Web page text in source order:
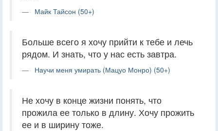
Майк Тайсон (50+)
Больше всего я хочу прийти к тебе и лечь
рядом. И знать, что у нас есть завтра.
Научи меня умирать (Мацуо Монро) (50+)
Не хочу в конце жизни понять, что
прожила ее только в длину. Хочу прожить
ее и в ширину тоже.